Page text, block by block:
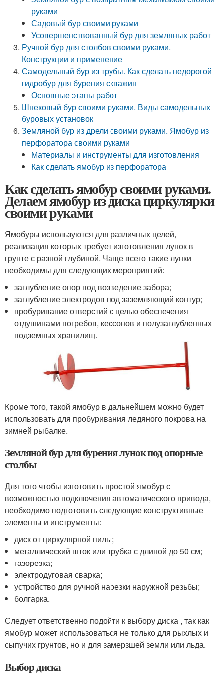
руками
Садовый бур своими руками
Усовершенствованный бур для земляных работ
Ручной бур для столбов своими руками.
Конструкции и применение
Самодельный бур из трубы. Как сделать недорогой
гидробур для бурения скважин
Основные этапы работ
Шнековый бур своими руками. Виды самодельных
буровых установок
Земляной бур из дрели своими руками. Ямобур из
перфоратора своими руками
Материалы и инструменты для изготовления
Как сделать ямобур из перфоратора
Как сделать ямобур своими руками.
Делаем ямобур из диска циркулярки
своими руками
Ямобуры используются для различных целей,
реализация которых требует изготовления лунок в
грунте с разной глубиной. Чаще всего такие лунки
необходимы для следующих мероприятий:
заглубление опор под возведение забора;
заглубление электродов под заземляющий контур;
пробуривание отверстий с целью обеспечения
отдушинами погребов, кессонов и полузаглубленных
подземных хранилищ.
Кроме того, такой ямобур в дальнейшем можно будет
использовать для пробуривания ледяного покрова на
зимней рыбалке.
Земляной бур для бурения лунок под опорные
столбы
Для того чтобы изготовить простой ямобур с
возможностью подключения автоматического привода,
необходимо подготовить следующие конструктивные
элементы и инструменты:
диск от циркулярной пилы;
металлический шток или трубка с длиной до 50 см;
газорезка;
электродуговая сварка;
устройство для ручной нарезки наружной резьбы;
болгарка.
Следует ответственно подойти к выбору диска , так как
ямобур может использоваться не только для рыхлых и
сыпучих грунтов, но и для замерзшей земли или льда.
Выбор диска